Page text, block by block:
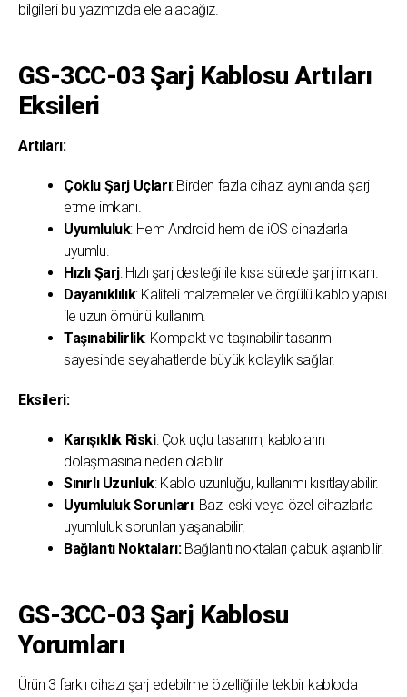
bilgileri bu yazımızda ele alacağız.
GS-3CC-03 Şarj Kablosu Artıları
Eksileri
Artıları:
Çoklu Şarj Uçları: Birden fazla cihazı aynı anda şarj
etme imkanı.
Uyumluluk: Hem Android hem de iOS cihazlarla
uyumlu.
Hızlı Şarj: Hızlı şarj desteği ile kısa sürede şarj imkanı.
Dayanıklılık: Kaliteli malzemeler ve örgülü kablo yapısı
ile uzun ömürlü kullanım.
Taşınabilirlik: Kompakt ve taşınabilir tasarımı
sayesinde seyahatlerde büyük kolaylık sağlar.
Eksileri:
Karışıklık Riski: Çok uçlu tasarım, kabloların
dolaşmasına neden olabilir.
Sınırlı Uzunluk: Kablo uzunluğu, kullanımı kısıtlayabilir.
Uyumluluk Sorunları: Bazı eski veya özel cihazlarla
uyumluluk sorunları yaşanabilir.
Bağlantı Noktaları:Bağlantı noktaları çabuk aşıanbilir.
GS-3CC-03 Şarj Kablosu
Yorumları
Ürün 3 farklı cihazı şarj edebilme özelliği ile tekbir kabloda